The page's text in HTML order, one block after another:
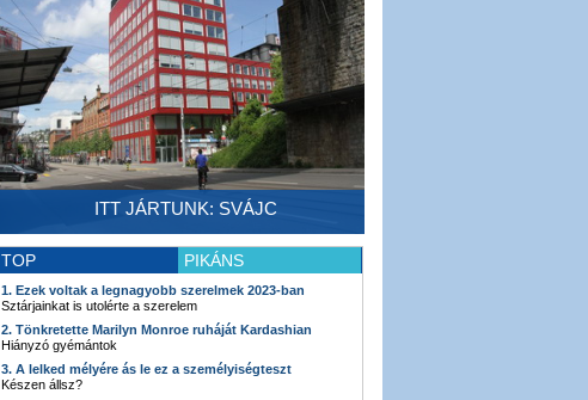
ITT JÁRTUNK: SVÁJC
TOP PIKÁNS
1. Ezek voltak a legnagyobb szerelmek 2023-ban
Sztárjainkat is utolérte a szerelem
2. Tönkretette Marilyn Monroe ruháját Kardashian
Hiányzó gyémántok
3. A lelked mélyére ás le ez a személyiségteszt
Készen állsz?